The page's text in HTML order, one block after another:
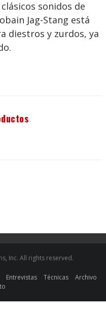
sonidos de
Jag-Stang está
diestros y zurdos, ya
Inc. All rights reserved.
Entrevistas Técnicas
Archivo